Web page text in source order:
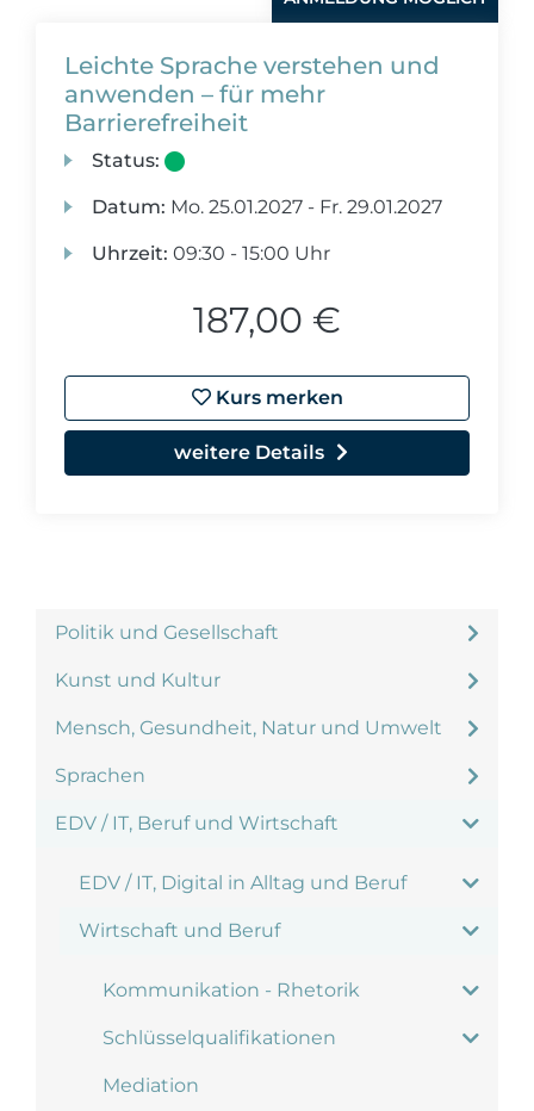
Politik und Gesellschaft
Kunst und Kultur
Mensch, Gesundheit, Natur und Umwelt
Sprachen
EDV / IT, Beruf und Wirtschaft
EDV / IT, Digital in Alltag und Beruf
Wirtschaft und Beruf
Kommunikation - Rhetorik
Schlüsselqualifikationen
Mediation
Leichte Sprache verstehen und
anwenden – für mehr
Barrierefreiheit
Status:
Datum: Mo. 25.01.2027 - Fr. 29.01.2027
Uhrzeit: 09:30 - 15:00 Uhr
187,00 €
Kurs merken
weitere Details